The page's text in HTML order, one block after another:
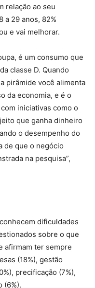
relação ao seu
a 29 anos, 82%
e vai melhorar.
é um consumo que
classe D. Quando
pirâmide você alimenta
da economia, e é o
iniciativas como o
que ganha dinheiro
o desempenho do
de que o negócio
na pesquisa”,
dificuldades
sobre o que
afirmam ter sempre
(18%), gestão
precificação (7%),
(6%).